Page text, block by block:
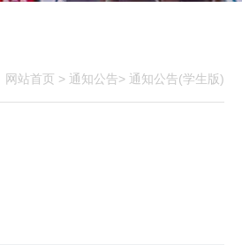
网站首页 > 通知公告> 通知公告(学生版)